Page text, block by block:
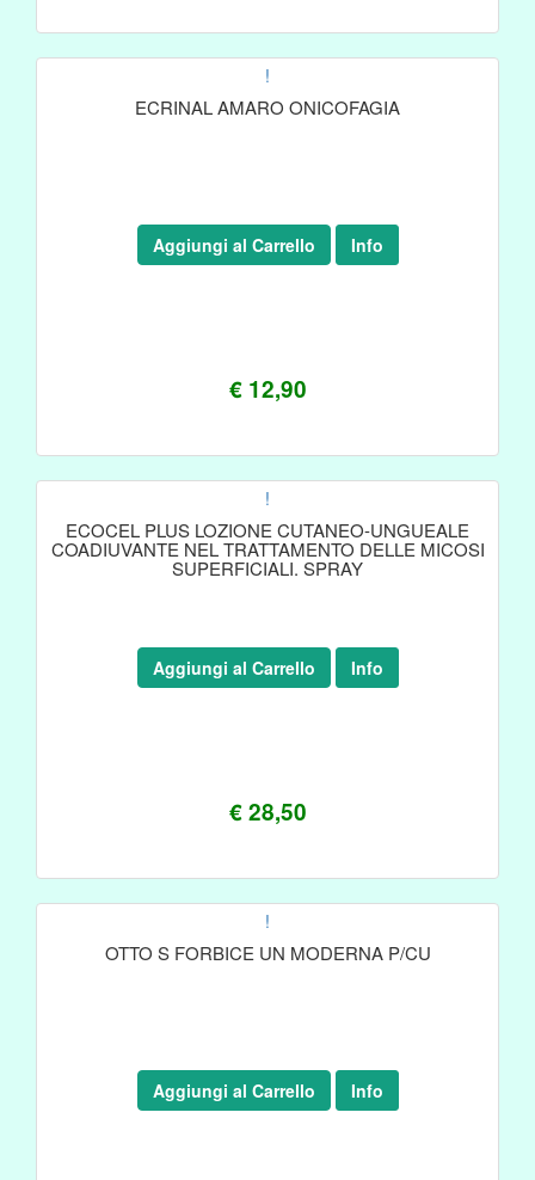
!
ECRINAL AMARO ONICOFAGIA
€ 12,90
Aggiungi al Carrello Info
!
ECOCEL PLUS LOZIONE CUTANEO-UNGUEALE
COADIUVANTE NEL TRATTAMENTO DELLE MICOSI
SUPERFICIALI. SPRAY
€ 28,50
Aggiungi al Carrello Info
!
OTTO S FORBICE UN MODERNA P/CU
Aggiungi al Carrello Info